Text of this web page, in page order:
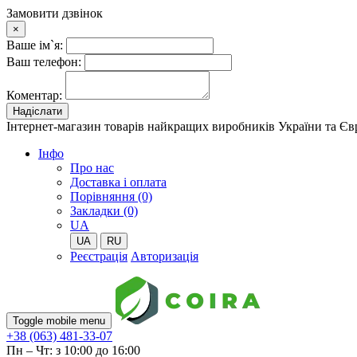
Замовити дзвінок
×
Ваше ім`я:
Ваш телефон:
Коментар:
Надіслати
Інтернет-магазин товарів найкращих виробників України та
Iнфо
Про нас
Доставка і оплата
Порівняння (0)
Закладки (0)
UA
UA RU
Реєстрація Авторизація
Toggle mobile menu
+38 (063) 481-33-07
Пн – Чт: з 10:00 до 16:00